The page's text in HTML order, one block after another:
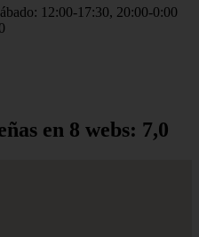
12:00-17:30, 20:00-0:00
en 8 webs: 7,0